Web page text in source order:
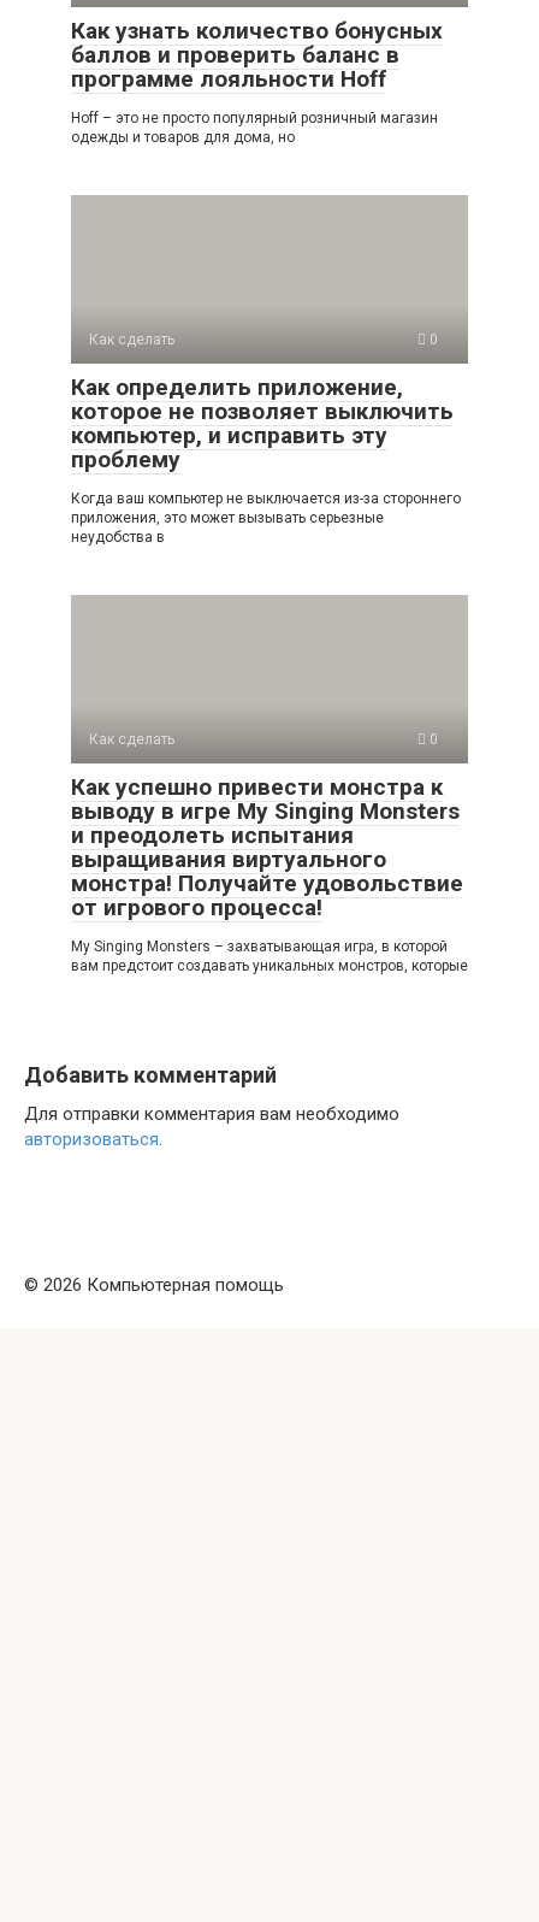
Как узнать количество бонусных
баллов и проверить баланс в
программе лояльности Hoff
Hoff – это не просто популярный розничный магазин
одежды и товаров для дома, но
Как сделать 0
Как определить приложение,
которое не позволяет выключить
компьютер, и исправить эту
проблему
Когда ваш компьютер не выключается из-за стороннего
приложения, это может вызывать серьезные
неудобства в
Как сделать 0
Как успешно привести монстра к
выводу в игре My Singing Monsters
и преодолеть испытания
выращивания виртуального
монстра! Получайте удовольствие
от игрового процесса!
My Singing Monsters – захватывающая игра, в которой
вам предстоит создавать уникальных монстров, которые
Добавить комментарий
Для отправки комментария вам необходимо
авторизоваться.
© 2026 Компьютерная помощь